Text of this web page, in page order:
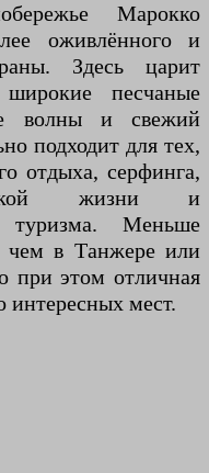
Марокко
оживлённого и
Здесь царит
широкие песчаные
волны и свежий
подходит для тех,
отдыха, серфинга,
жизни и
туризма. Меньше
чем в Танжере или
при этом отличная
интересных мест.